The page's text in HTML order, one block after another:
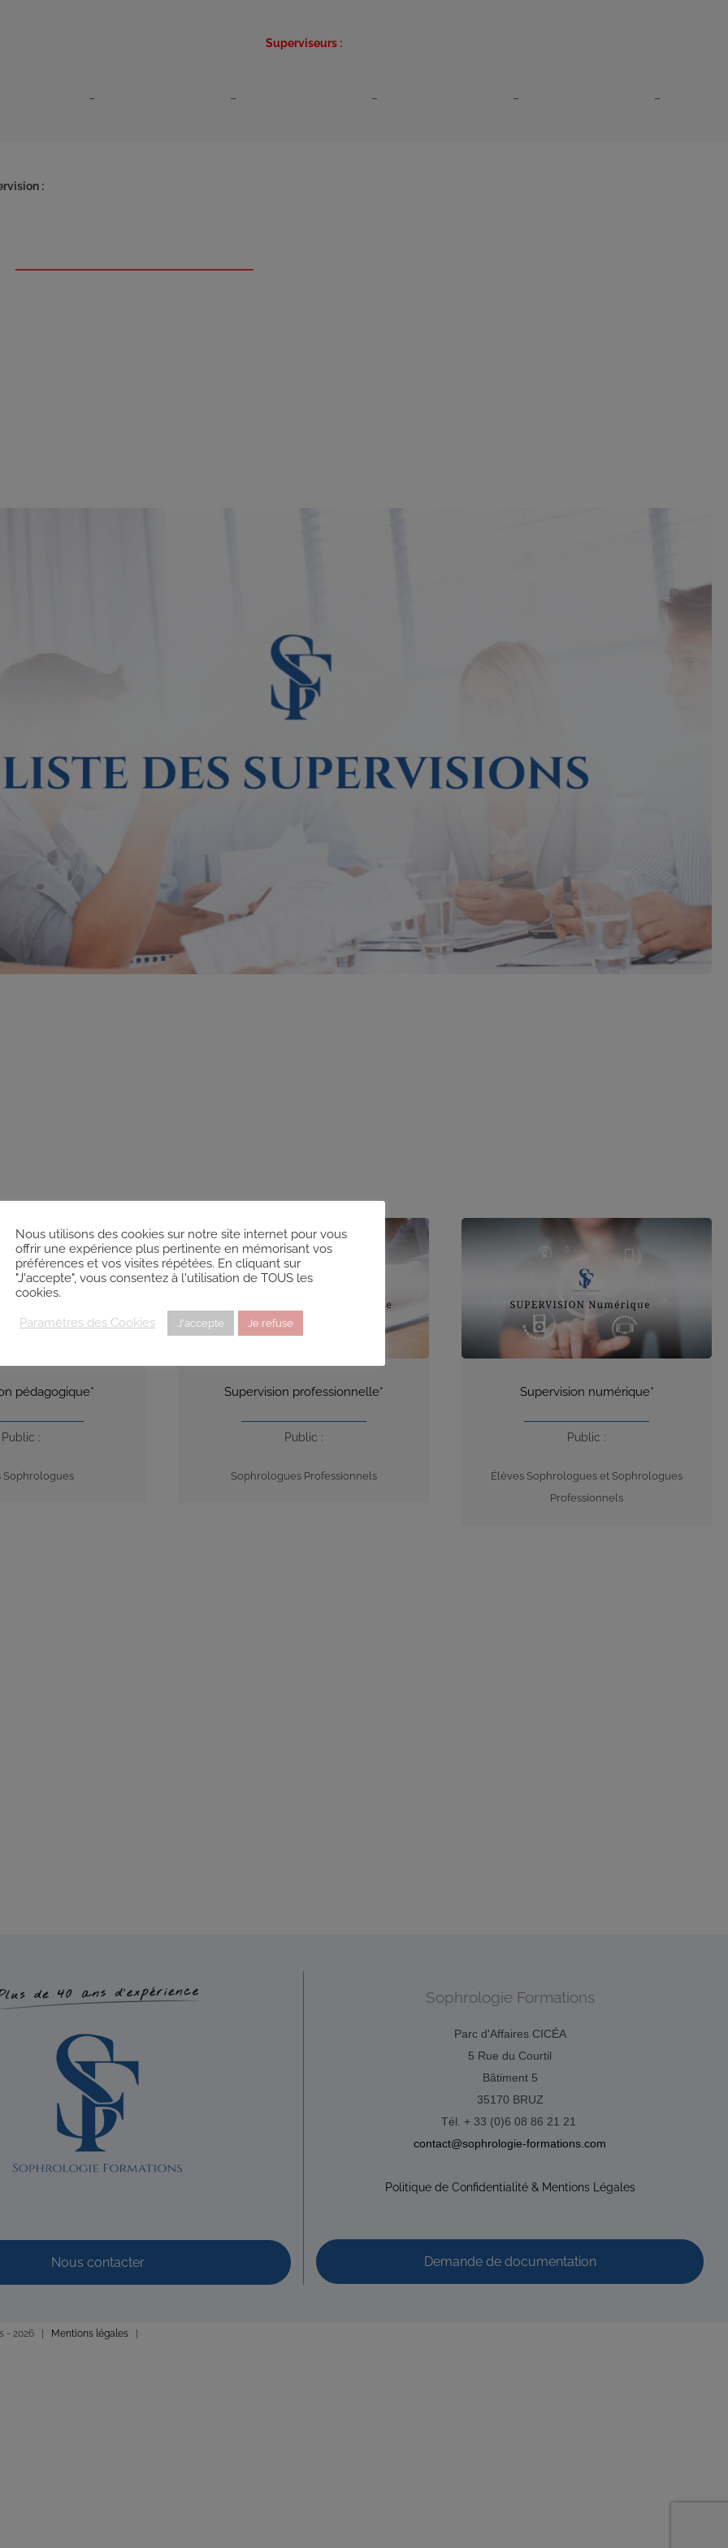
Superviseurs :
– – – – –
:
pédagogique*
Public :
Sophrologues
Supervision professionnelle*
Public :
Sophrologues Professionnels
Supervision numérique*
Public :
Élèves Sophrologues et Sophrologues
Professionnels
Nous contacter
Sophrologie Formations
Parc d'Affaires CICÉA
5 Rue du Courtil
Bâtiment 5
35170 BRUZ
Tél. + 33 (0)6 08 86 21 21
contact@sophrologie-formations.com
Politique de Confidentialité & Mentions Légales
Demande de documentation
- 2026 | Mentions légales
Devenir Sophrologue
Nous utilisons des cookies sur notre site internet pour vous
offrir une expérience plus pertinente en mémorisant vos
préférences et vos visites répétées. En cliquant sur
"J'accepte", vous consentez à l'utilisation de TOUS les
cookies.
Paramètres des Cookies J'accepte Je refuse